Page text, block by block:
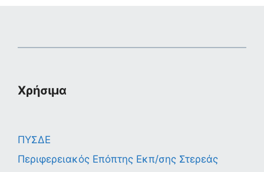
Χρήσιμα
ΠΥΣΔΕ
Περιφερειακός Επόπτης Εκπ/σης Στερεάς